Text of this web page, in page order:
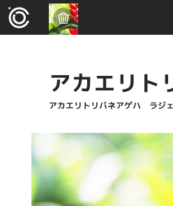
アカエリ
アカエリトリバネアゲハ ラ